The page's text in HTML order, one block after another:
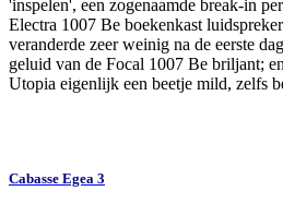
'inspelen', een zogenaamde break-in
Electra 1007 Be boekenkast
veranderde zeer weinig na de eerste
geluid van de Focal 1007 Be briljant;
Utopia eigenlijk een beetje mild, zelfs
Cabasse Egea 3